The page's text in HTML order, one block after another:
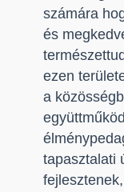
számára
és
ezen
a
tapasztalati